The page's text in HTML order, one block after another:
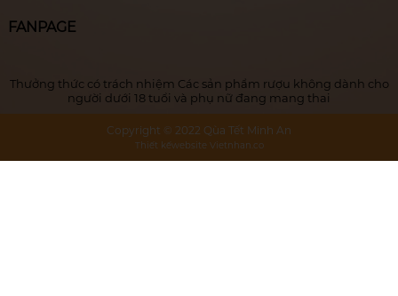
FANPAGE
Thưởng thức có trách nhiệm Các sản phẩm rượu không dành cho
người dưới 18 tuổi và phụ nữ đang mang thai
Copyright © 2022 Qùa Tết Minh An
Thiết kếwebsite Vietnhan.co